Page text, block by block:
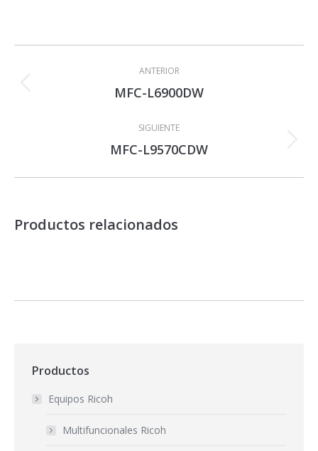
Navegación
entre
proyectos
ANTERIOR
Proyecto
MFC-L6900DW
SIGUIENTE
Proyecto
MFC-L9570CDW
Productos relacionados
Productos
Equipos Ricoh
Multifuncionales Ricoh